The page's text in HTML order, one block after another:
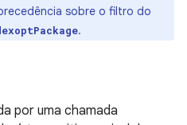
sobre o filtro do
.
por uma chamada